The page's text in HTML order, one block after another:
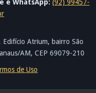
e WhatsApp: (92) 99457-
Edifício Atrium, bairro São
AM, CEP 69079-210
de Uso